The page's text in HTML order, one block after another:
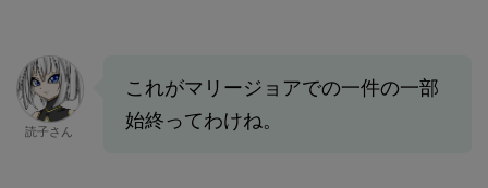
読子さん
これがマリージョアでの一件の一部
始終ってわけね。